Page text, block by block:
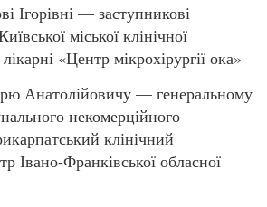
— заступникові
міської клінічної
«Центр мікрохірургії ока»
Анатолійовичу — генеральному
некомерційного
клінічний
Івано-Франківської обласної